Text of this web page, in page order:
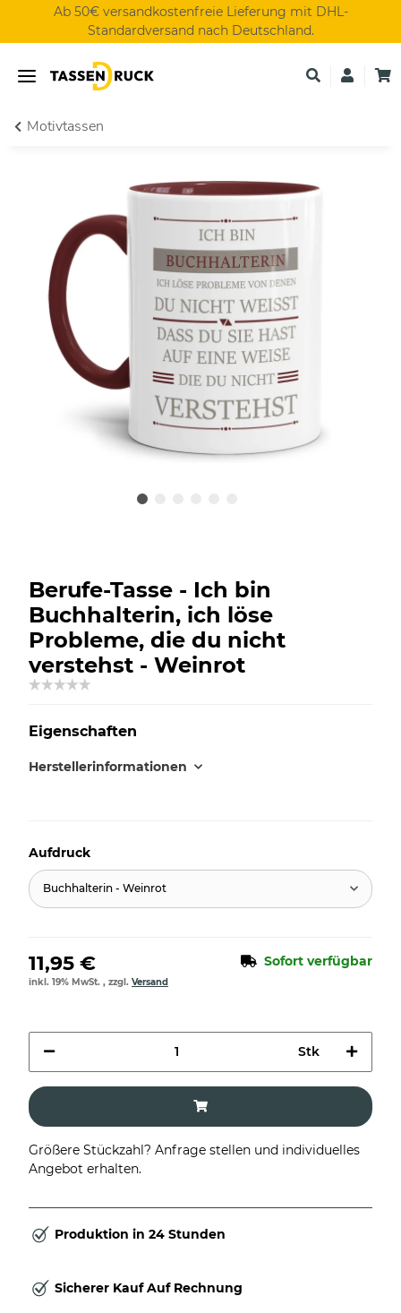
Ab 50€ versandkostenfreie Lieferung mit DHL-
Standardversand nach Deutschland.
Motivtassen
Berufe-Tasse - Ich bin
Buchhalterin, ich löse
Probleme, die du nicht
verstehst - Weinrot
Eigenschaften
Herstellerinformationen
Aufdruck
Buchhalterin - Weinrot
11,95 € Sofort verfügbar
inkl. 19% MwSt. , zzgl. Versand
Stk
Größere Stückzahl? Anfrage stellen und individuelles
Angebot erhalten.
Produktion in 24 Stunden
Sicherer Kauf Auf Rechnung